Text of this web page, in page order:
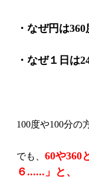
・なぜ円は360
・なぜ１日は
100度や100分の
でも、 60や360
６......」と、